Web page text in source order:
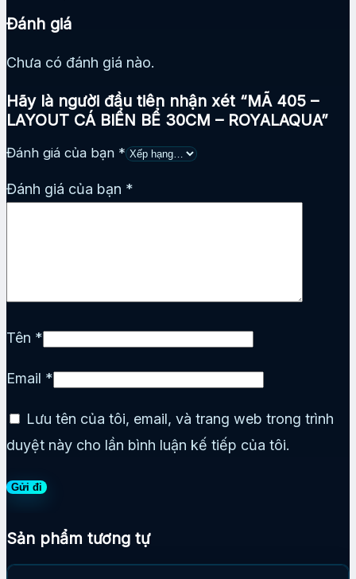
Đánh giá
Chưa có đánh giá nào.
Hãy là người đầu tiên nhận xét “MÃ 405 –
LAYOUT CÁ BIỂN BỂ 30CM – ROYALAQUA”
Đánh giá của bạn *
Đánh giá của bạn *
Tên *
Email *
Lưu tên của tôi, email, và trang web trong trình
duyệt này cho lần bình luận kế tiếp của tôi.
Sản phẩm tương tự